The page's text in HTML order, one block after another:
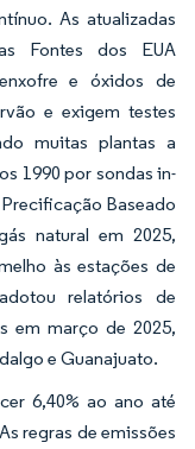
As atualizadas
Fontes dos EUA
e óxidos de
e exigem testes
muitas plantas a
1990 por sondas in-
Baseado
natural em 2025,
às estações de
relatórios de
em março de 2025,
e Guanajuato.
6,40% ao ano até
regras de emissões